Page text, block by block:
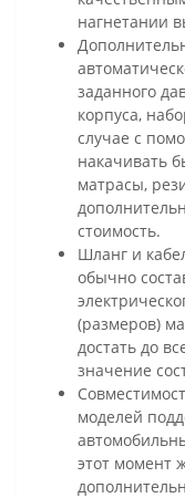
нагнетании
заданного
корпуса,
случае с
накачивать
матрасы,
стоимость.
Шланг и
обычно
(размеров)
достать до
значение
моделей
этот момент